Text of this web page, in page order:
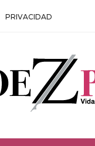
PRIVACIDAD